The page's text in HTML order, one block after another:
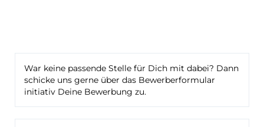
War keine passende Stelle für Dich mit dabei? Dann
schicke uns gerne über das Bewerberformular
initiativ Deine Bewerbung zu.